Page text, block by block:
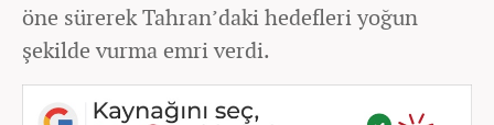
öne sürerek Tahran’daki hedefleri yoğun
şekilde vurma emri verdi.